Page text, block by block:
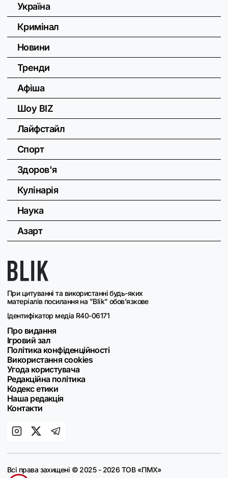
При цитуванні та використанні будь-яких
матеріалів посилання на "Blik" обов'язкове
Ідентифікатор медіа R40-06171
Про видання
Ігровий зал
Політика конфіденційності
Використання cookies
Угода користувача
Редакційна політика
Кодекс етики
Наша редакція
Контакти
Україна
Кримінал
Новини
Тренди
Афіша
Шоу BIZ
Лайфстайл
Спорт
Здоров'я
Кулінарія
Наука
Азарт
Всі права захищені © 2025 - 2026 ТОВ «ПМХ»